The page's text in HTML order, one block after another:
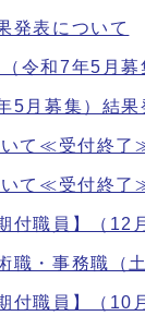
発表について
令和7年5月募
5月募集）結果
いて≪受付終了
いて≪受付終了
付職員】（12
・事務職（
付職員】（10